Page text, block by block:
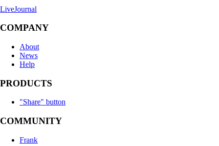
LiveJournal
COMPANY
About
News
Help
PRODUCTS
"Share" button
COMMUNITY
Frank